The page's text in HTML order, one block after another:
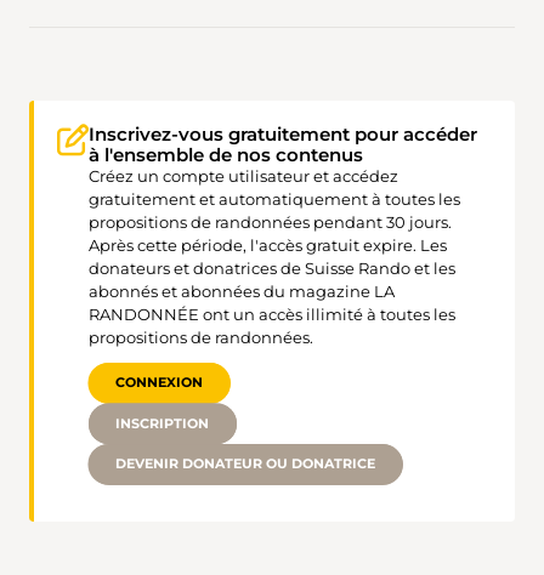
Inscrivez-vous gratuitement pour accéder
à l'ensemble de nos contenus
Créez un compte utilisateur et accédez
gratuitement et automatiquement à toutes les
propositions de randonnées pendant 30 jours.
Après cette période, l'accès gratuit expire. Les
donateurs et donatrices de Suisse Rando et les
abonnés et abonnées du magazine LA
RANDONNÉE ont un accès illimité à toutes les
propositions de randonnées.
CONNEXION
INSCRIPTION
DEVENIR DONATEUR OU DONATRICE